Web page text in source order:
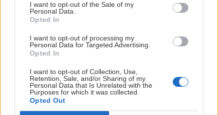
I want to opt-out of the Sale of my
Personal Data.
Opted In
I want to opt-out of processing my
Personal Data for Targeted Advertising.
Opted In
I want to opt-out of Collection, Use,
Retention, Sale, and/or Sharing of my
Personal Data that Is Unrelated with the
Purposes for which it was collected.
Opted Out
Z Martiniek na Minčol alebo ski touring pre
každého
Robo 29. marca 2022